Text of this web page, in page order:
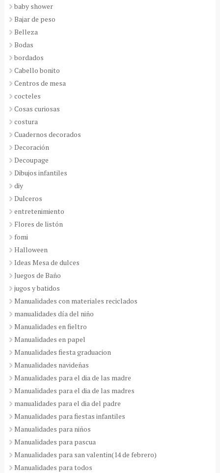
baby shower
Bajar de peso
Belleza
Bodas
bordados
Cabello bonito
Centros de mesa
cocteles
Cosas curiosas
costura
Cuadernos decorados
Decoración
Decoupage
Dibujos infantiles
diy
Dulceros
entretenimiento
Flores de listón
fomi
Halloween
Ideas Mesa de dulces
Juegos de Baño
jugos y batidos
Manualidades con materiales reciclados
manualidades día del niño
Manualidades en fieltro
Manualidades en papel
Manualidades fiesta graduacion
Manualidades navideñas
Manualidades para el dia de las madre
Manualidades para el dia de las madres
manualidades para el dia del padre
Manualidades para fiestas infantiles
Manualidades para niños
Manualidades para pascua
Manualidades para san valentin(14 de febrero)
Manualidades para todos